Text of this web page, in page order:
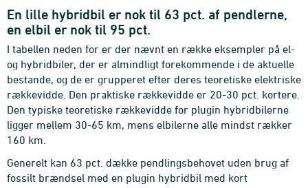
En lille hybridbil er nok til 63 pct. af pendlerne,
en elbil er nok til 95 pct.
I tabellen neden for er der nævnt en række eksempler på el-
og hybridbiler, der er almindligt forekommende i de aktuelle
bestande, og de er grupperet efter deres teoretiske elektriske
rækkevidde. Den praktiske rækkevidde er 20-30 pct. kortere.
Den typiske teoretiske rækkevidde for plugin hybridbilerne
ligger mellem 30-65 km, mens elbilerne alle mindst rækker
160 km.
Generelt kan 63 pct. dække pendlingsbehovet uden brug af
fossilt brændsel med en plugin hybridbil med kort